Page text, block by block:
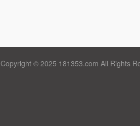
Copyright © 2025 181353.com All Rights